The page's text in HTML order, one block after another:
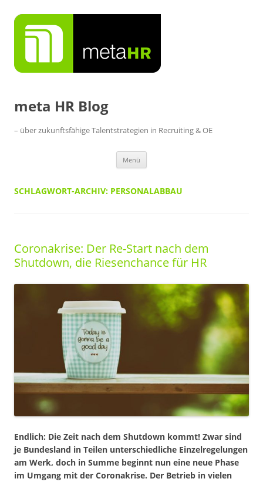
Inhalt
springen
meta HR Blog
– über zukunftsfähige Talentstrategien in Recruiting & OE
Menü
SCHLAGWORT-ARCHIV: PERSONALABBAU
Coronakrise: Der Re-Start nach dem
Shutdown, die Riesenchance für HR
Endlich: Die Zeit nach dem Shutdown kommt! Zwar sind
je Bundesland in Teilen unterschiedliche Einzelregelungen
am Werk, doch in Summe beginnt nun eine neue Phase
im Umgang mit der Coronakrise. Der Betrieb in vielen